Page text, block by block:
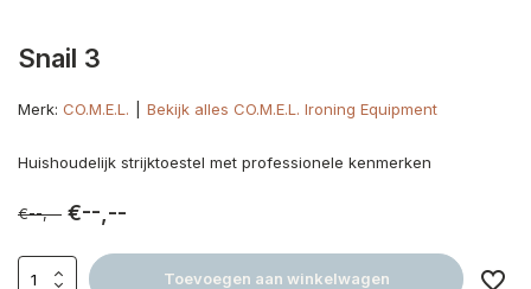
Snail 3
Merk: CO.M.E.L. Bekijk alles CO.M.E.L. Ironing Equipment
Huishoudelijk strijktoestel met professionele kenmerken
€--,-- €--,--
Toevoegen aan winkelwagen